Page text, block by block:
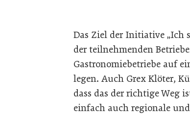
Das Ziel der Initiative „Ich
der teilnehmenden
Gastronomiebetriebe auf
legen. Auch Grex Klöter,
dass das der richtige Weg
einfach auch regionale